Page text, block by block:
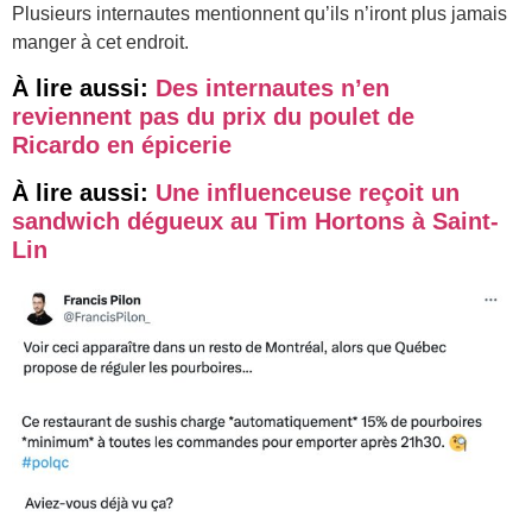
Plusieurs internautes mentionnent qu’ils n’iront plus jamais
manger à cet endroit.
À lire aussi: Des internautes n’en
reviennent pas du prix du poulet de
Ricardo en épicerie
À lire aussi: Une influenceuse reçoit un
sandwich dégueux au Tim Hortons à Saint-
Lin